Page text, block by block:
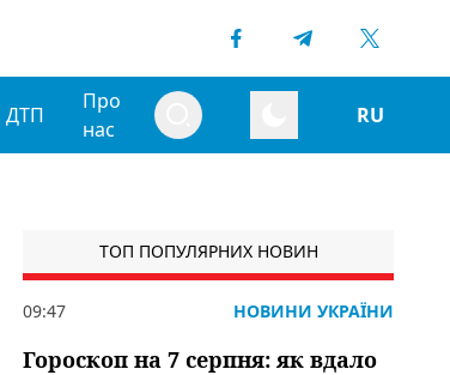
ДТП
Про
нас
RU
ТОП ПОПУЛЯРНИХ НОВИН
09:47 НОВИНИ УКРАЇНИ
Гороскоп на 7 серпня: як вдало